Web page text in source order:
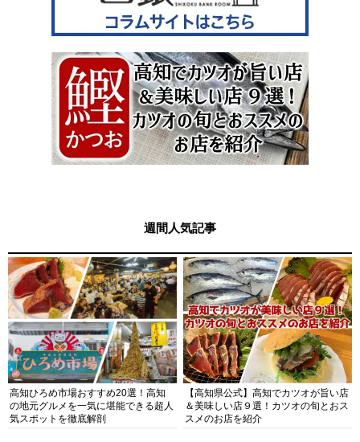
週間人気記事
高知ひろめ市場おすすめ20選！高知
の地元グルメを一気に堪能できる超人
気スポットを徹底解剖
【高知県公式】高知でカツオが旨い店
＆美味しい店９選！カツオの旬とおス
スメのお店を紹介